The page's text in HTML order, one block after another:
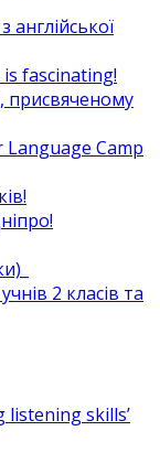
англійської
fascinating!
присвяченому
Camp
2 класів та
listening skills’